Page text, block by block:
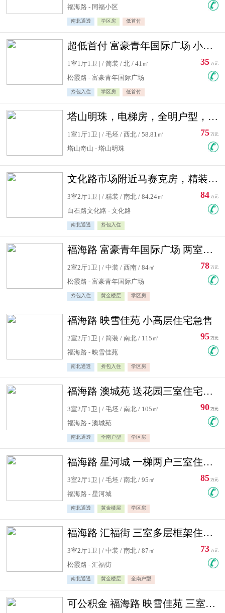
福海路 - 同福小区
南北通透 学区房 低首付
超低首付 富豪青年国际广场 小高层住宅急售
1室1厅1卫 | / 简装 / 北 / 41㎡
松霞路 - 富豪青年国际广场
拎包入住 学区房 低首付
35 万元
塔山明珠，电梯房，全明户型，视野好，毛坯房，看房有钥匙
1室1厅1卫 | / 毛坯 / 西北 / 58.81㎡
塔山奇山 - 塔山明珠
75 万元
文化路市场附近马赛克房，精装修三居室，南北通透，实用面积大
3室2厅1卫 | / 精装 / 南北 / 84.24㎡
白石路文化路 - 文化路
南北通透 拎包入住
84 万元
福海路 富豪青年国际广场 两室住宅急售
2室2厅1卫 | / 中装 / 西南 / 84㎡
松霞路 - 富豪青年国际广场
拎包入住 黄金楼层 学区房
78 万元
福海路 映雪佳苑 小高层住宅急售
2室2厅1卫 | / 简装 / 南北 / 115㎡
福海路 - 映雪佳苑
南北通透 拎包入住 学区房
95 万元
福海路 澳城苑 送花园三室住宅急售
3室2厅1卫 | / 毛坯 / 南北 / 105㎡
福海路 - 澳城苑
南北通透 全南户型 学区房
90 万元
福海路 星河城 一梯两户三室住宅急售
3室2厅1卫 | / 毛坯 / 南北 / 95㎡
福海路 - 星河城
南北通透 黄金楼层 学区房
85 万元
福海路 汇福街 三室多层框架住宅急售
3室2厅1卫 | / 中装 / 南北 / 87㎡
松霞路 - 汇福街
南北通透 黄金楼层 全南户型
73 万元
可公积金 福海路 映雪佳苑 三室住宅急售送小棚